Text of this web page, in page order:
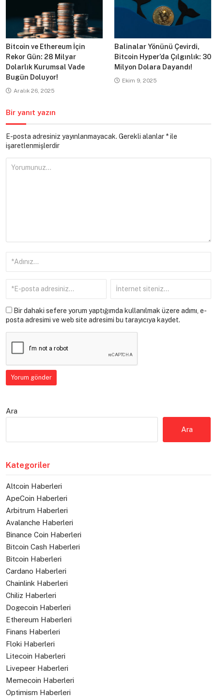
Bitcoin ve Ethereum İçin
Rekor Gün: 28 Milyar
Dolarlık Kurumsal Vade
Bugün Doluyor!
Aralık 26, 2025
Balinalar Yönünü Çevirdi,
Bitcoin Hyper’da Çılgınlık: 30
Milyon Dolara Dayandı!
Ekim 9, 2025
Bir yanıt yazın
E-posta adresiniz yayınlanmayacak. Gerekli alanlar *ile
işaretlenmişlerdir
Bir dahaki sefere yorum yaptığımda kullanılmak üzere adımı, e-
posta adresimi ve web site adresimi bu tarayıcıya kaydet.
Ara
Ara
Kategoriler
Altcoin Haberleri
ApeCoin Haberleri
Arbitrum Haberleri
Avalanche Haberleri
Binance Coin Haberleri
Bitcoin Cash Haberleri
Bitcoin Haberleri
Cardano Haberleri
Chainlink Haberleri
Chiliz Haberleri
Dogecoin Haberleri
Ethereum Haberleri
Finans Haberleri
Floki Haberleri
Litecoin Haberleri
Livepeer Haberleri
Memecoin Haberleri
Optimism Haberleri